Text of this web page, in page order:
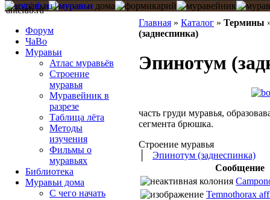
Главная » Каталог » Термины
(заднеспинка)
Эпинотум
часть груди муравья,
сегмента брюшка.
Строение муравья
Эпинотум (заднеспинка)
Сообщение
Temnothorax
antclub.ru
Форум
ЧаВо
Муравьи
Атлас муравьёв
Строение
муравья
Муравейник в
разрезе
Таблица лёта
Методы
изучения
Фильмы о
муравьях
Библиотека
Муравьи дома
С чего начать